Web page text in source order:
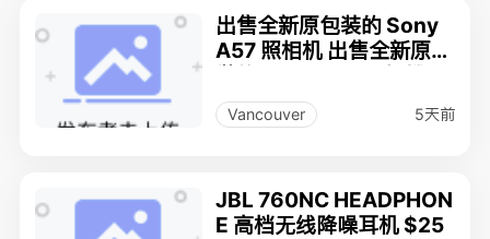
出售全新原包装的 Sony
A57 照相机 出售全新原包
Vancouver 5天前
JBL 760NC HEADPHON
E 高档无线降噪耳机 $25